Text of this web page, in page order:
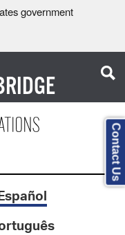
government
Contact Us